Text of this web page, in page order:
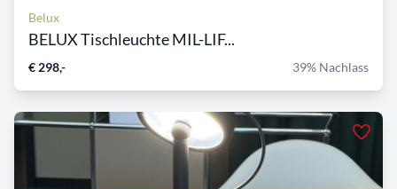
Belux
BELUX Tischleuchte MIL-LIF...
€ 298,- 39% Nachlass